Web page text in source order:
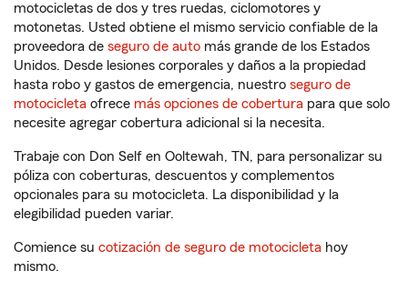
motocicletas de dos y tres ruedas, ciclomotores y
motonetas. Usted obtiene el mismo servicio confiable de la
proveedora de seguro de auto más grande de los Estados
Unidos. Desde lesiones corporales y daños a la propiedad
hasta robo y gastos de emergencia, nuestro seguro de
motocicleta ofrece más opciones de cobertura para que solo
necesite agregar cobertura adicional si la necesita.
Trabaje con Don Self en Ooltewah, TN, para personalizar su
póliza con coberturas, descuentos y complementos
opcionales para su motocicleta. La disponibilidad y la
elegibilidad pueden variar.
Comience su cotización de seguro de motocicleta hoy
mismo.